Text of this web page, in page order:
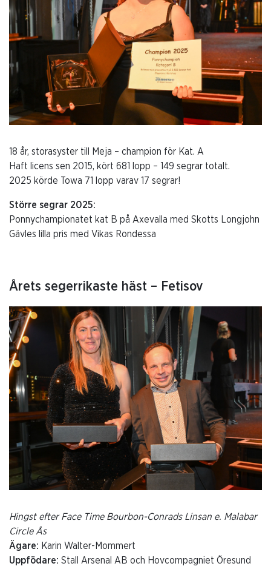
18 år, storasyster till Meja – champion för Kat. A
Haft licens sen 2015, kört 681 lopp – 149 segrar totalt.
2025 körde Towa 71 lopp varav 17 segrar!
Större segrar 2025:
Ponnychampionatet kat B på Axevalla med Skotts Longjohn
Gävles lilla pris med Vikas Rondessa
Årets segerrikaste häst – Fetisov
Hingst efter Face Time Bourbon-Conrads Linsan e. Malabar
Circle Ås
Ägare: Karin Walter-Mommert
Uppfödare: Stall Arsenal AB och Hovcompagniet Öresund